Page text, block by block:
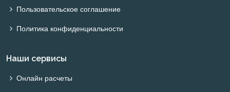
Пользовательское соглашение
Политика конфиденциальности
Наши сервисы
Онлайн расчеты